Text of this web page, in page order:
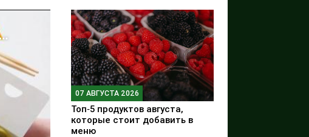
07 АВГУСТА 2026
Топ‑5 продуктов августа,
которые стоит добавить в
меню